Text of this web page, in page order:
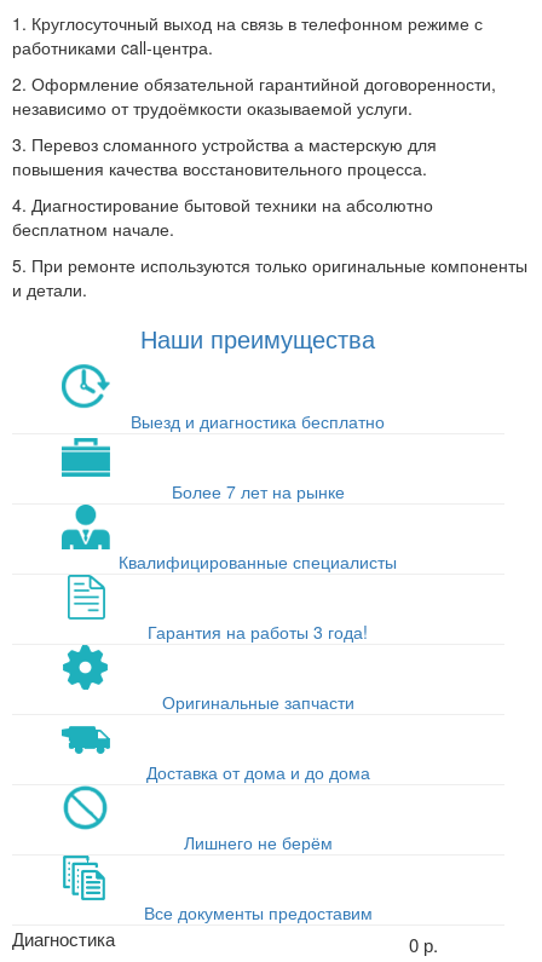
1. Круглосуточный выход на связь в телефонном режиме с
работниками call-центра.
2. Оформление обязательной гарантийной договоренности,
независимо от трудоёмкости оказываемой услуги.
3. Перевоз сломанного устройства а мастерскую для
повышения качества восстановительного процесса.
4. Диагностирование бытовой техники на абсолютно
бесплатном начале.
5. При ремонте используются только оригинальные компоненты
и детали.
Наши преимущества
Выезд и диагностика бесплатно
Более 7 лет на рынке
Квалифицированные специалисты
Гарантия на работы 3 года!
Оригинальные запчасти
Доставка от дома и до дома
Лишнего не берём
Все документы предоставим
Диагностика
0 р.